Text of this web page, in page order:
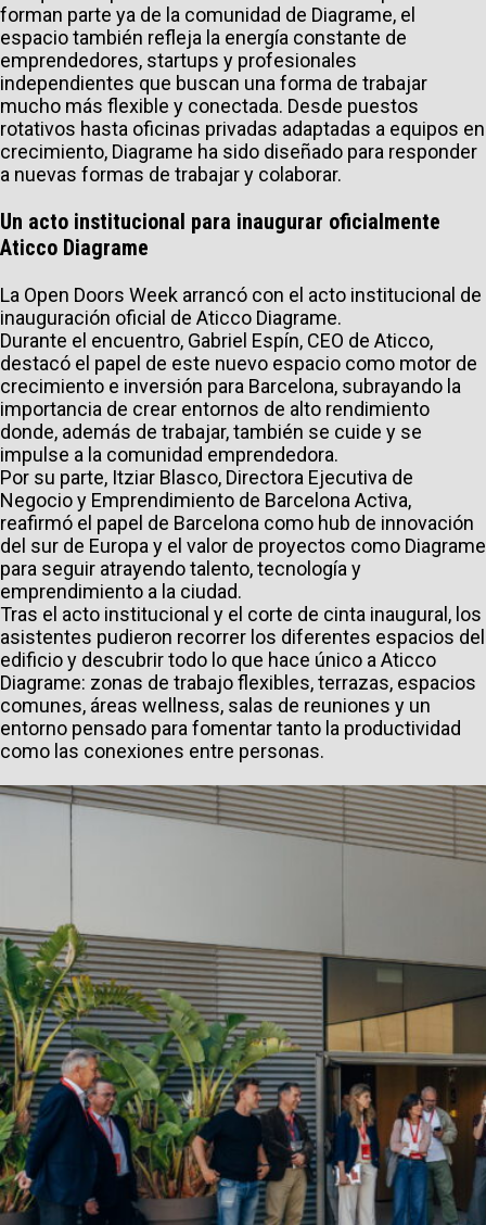
forman parte ya de la comunidad de Diagrame, el
espacio también refleja la energía constante de
emprendedores, startups y profesionales
independientes que buscan una forma de trabajar
mucho más flexible y conectada. Desde puestos
rotativos hasta oficinas privadas adaptadas a equipos en
crecimiento, Diagrame ha sido diseñado para responder
a nuevas formas de trabajar y colaborar.
Un acto institucional para inaugurar oficialmente
Aticco Diagrame
La Open Doors Week arrancó con el acto institucional de
inauguración oficial de Aticco Diagrame.
Durante el encuentro, Gabriel Espín, CEO de Aticco,
destacó el papel de este nuevo espacio como motor de
crecimiento e inversión para Barcelona, subrayando la
importancia de crear entornos de alto rendimiento
donde, además de trabajar, también se cuide y se
impulse a la comunidad emprendedora.
Por su parte, Itziar Blasco, Directora Ejecutiva de
Negocio y Emprendimiento de Barcelona Activa,
reafirmó el papel de Barcelona como hub de innovación
del sur de Europa y el valor de proyectos como Diagrame
para seguir atrayendo talento, tecnología y
emprendimiento a la ciudad.
Tras el acto institucional y el corte de cinta inaugural, los
asistentes pudieron recorrer los diferentes espacios del
edificio y descubrir todo lo que hace único a Aticco
Diagrame: zonas de trabajo flexibles, terrazas, espacios
comunes, áreas wellness, salas de reuniones y un
entorno pensado para fomentar tanto la productividad
como las conexiones entre personas.